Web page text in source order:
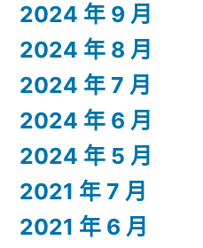
2024 年 9 月
2024 年 8 月
2024 年 7 月
2024 年 6 月
2024 年 5 月
2021 年 7 月
2021 年 6 月